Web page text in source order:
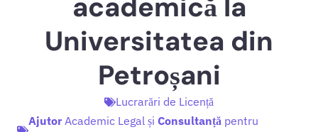
academică la
Universitatea din
Petroșani
Lucrarări de Licență
Ajutor Academic Legal și Consultanță pentru